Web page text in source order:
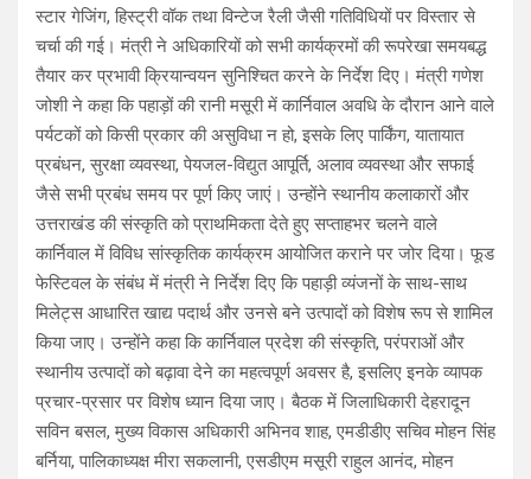
स्टार गेजिंग, हिस्ट्री वॉक तथा विन्टेज रैली जैसी गतिविधियों पर विस्तार से
चर्चा की गई। मंत्री ने अधिकारियों को सभी कार्यक्रमों की रूपरेखा समयबद्ध
तैयार कर प्रभावी क्रियान्वयन सुनिश्चित करने के निर्देश दिए। मंत्री गणेश
जोशी ने कहा कि पहाड़ों की रानी मसूरी में कार्निवाल अवधि के दौरान आने वाले
पर्यटकों को किसी प्रकार की असुविधा न हो, इसके लिए पार्किंग, यातायात
प्रबंधन, सुरक्षा व्यवस्था, पेयजल-विद्युत आपूर्ति, अलाव व्यवस्था और सफाई
जैसे सभी प्रबंध समय पर पूर्ण किए जाएं। उन्होंने स्थानीय कलाकारों और
उत्तराखंड की संस्कृति को प्राथमिकता देते हुए सप्ताहभर चलने वाले
कार्निवाल में विविध सांस्कृतिक कार्यक्रम आयोजित कराने पर जोर दिया। फूड
फेस्टिवल के संबंध में मंत्री ने निर्देश दिए कि पहाड़ी व्यंजनों के साथ-साथ
मिलेट्स आधारित खाद्य पदार्थ और उनसे बने उत्पादों को विशेष रूप से शामिल
किया जाए। उन्होंने कहा कि कार्निवाल प्रदेश की संस्कृति, परंपराओं और
स्थानीय उत्पादों को बढ़ावा देने का महत्वपूर्ण अवसर है, इसलिए इनके व्यापक
प्रचार-प्रसार पर विशेष ध्यान दिया जाए। बैठक में जिलाधिकारी देहरादून
सविन बसल, मुख्य विकास अधिकारी अभिनव शाह, एमडीडीए सचिव मोहन सिंह
बर्निया, पालिकाध्यक्ष मीरा सकलानी, एसडीएम मसूरी राहुल आनंद, मोहन